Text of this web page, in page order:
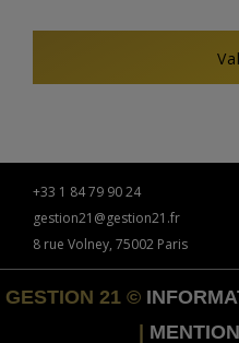
+33 1 84 79 90 24
gestion21@gestion21.fr
8 rue Volney, 75002 Paris
GESTION 21 ©